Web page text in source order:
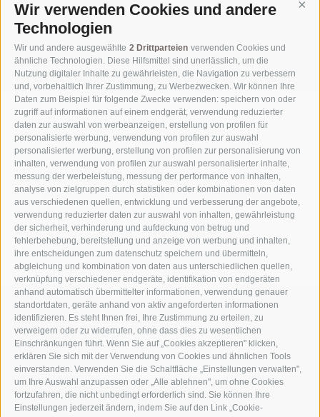
Wir verwenden Cookies und andere
Technologien
Wir und andere ausgewählte 2 Drittparteien verwenden Cookies und
ähnliche Technologien. Diese Hilfsmittel sind unerlässlich, um die
Nutzung digitaler Inhalte zu gewährleisten, die Navigation zu verbessern
und, vorbehaltlich Ihrer Zustimmung, zu Werbezwecken. Wir können Ihre
Daten zum Beispiel für folgende Zwecke verwenden: speichern von oder
zugriff auf informationen auf einem endgerät, verwendung reduzierter
daten zur auswahl von werbeanzeigen, erstellung von profilen für
personalisierte werbung, verwendung von profilen zur auswahl
personalisierter werbung, erstellung von profilen zur personalisierung von
inhalten, verwendung von profilen zur auswahl personalisierter inhalte,
messung der werbeleistung, messung der performance von inhalten,
analyse von zielgruppen durch statistiken oder kombinationen von daten
aus verschiedenen quellen, entwicklung und verbesserung der angebote,
verwendung reduzierter daten zur auswahl von inhalten, gewährleistung
der sicherheit, verhinderung und aufdeckung von betrug und
fehlerbehebung, bereitstellung und anzeige von werbung und inhalten,
ihre entscheidungen zum datenschutz speichern und übermitteln,
abgleichung und kombination von daten aus unterschiedlichen quellen,
verknüpfung verschiedener endgeräte, identifikation von endgeräten
anhand automatisch übermittelter informationen, verwendung genauer
standortdaten, geräte anhand von aktiv angeforderten informationen
identifizieren. Es steht Ihnen frei, Ihre Zustimmung zu erteilen, zu
verweigern oder zu widerrufen, ohne dass dies zu wesentlichen
Einschränkungen führt. Wenn Sie auf „Cookies akzeptieren" klicken,
erklären Sie sich mit der Verwendung von Cookies und ähnlichen Tools
einverstanden. Verwenden Sie die Schaltfläche „Einstellungen verwalten",
um Ihre Auswahl anzupassen oder „Alle ablehnen", um ohne Cookies
fortzufahren, die nicht unbedingt erforderlich sind. Sie können Ihre
Einstellungen jederzeit ändern, indem Sie auf den Link „Cookie-
Cookie-Richtlinie Privacy Cookie Präferenzen IT 00818260218